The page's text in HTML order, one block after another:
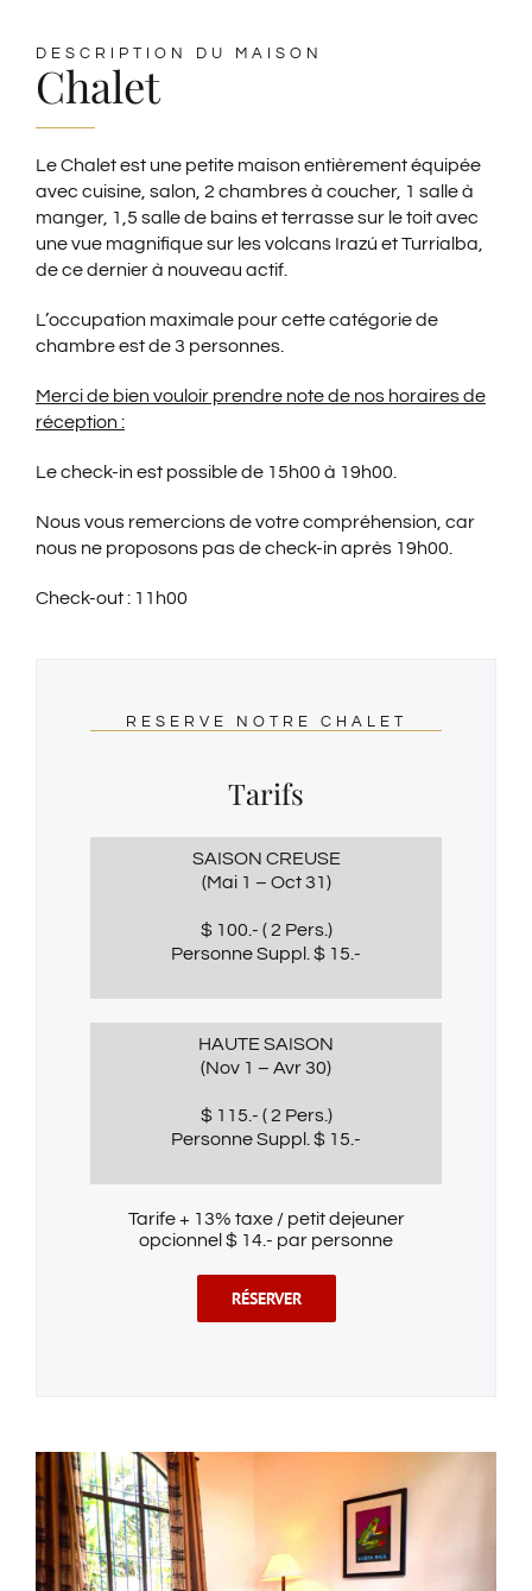
ESPAGNOL
ALLEMAND
DESCRIPTION DU MAISON
Chalet
Le Chalet est une petite maison entièrement équipée
avec cuisine, salon, 2 chambres à coucher, 1 salle à
manger, 1,5 salle de bains et terrasse sur le toit avec
une vue magnifique sur les volcans Irazú et Turrialba,
de ce dernier à nouveau actif.
L’occupation maximale pour cette catégorie de
chambre est de 3 personnes.
Merci de bien vouloir prendre note de nos horaires de
réception :
Le check-in est possible de 15h00 à 19h00.
Nous vous remercions de votre compréhension, car
nous ne proposons pas de check-in après 19h00.
Check-out : 11h00
RESERVE NOTRE CHALET
Tarifs
SAISON CREUSE
(Mai 1 – Oct 31)
$ 100.- ( 2 Pers.)
Personne Suppl. $ 15.-
HAUTE SAISON
(Nov 1 – Avr 30)
$ 115.- ( 2 Pers.)
Personne Suppl. $ 15.-
Tarife + 13% taxe / petit dejeuner
opcionnel $ 14.- par personne
RÉSERVER